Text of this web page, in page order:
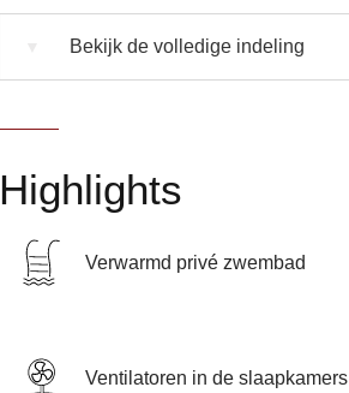
Bekijk de volledige indeling
Highlights
Verwarmd privé zwembad
Ventilatoren in de slaapkamers